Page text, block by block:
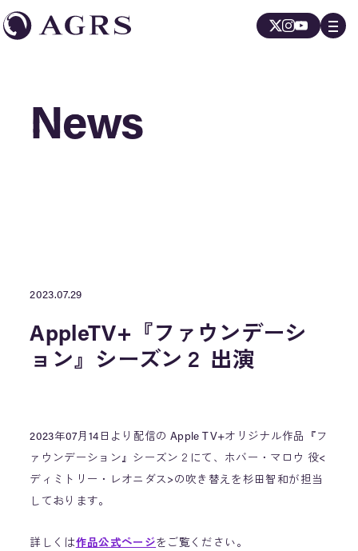
News
News
2023.07.29
AppleTV+『ファウンデーシ
ョン』シーズン２ 出演
2023年07月14日より配信の Apple TV+オリジナル作品『フ
ァウンデーション』シーズン２にて、ホバー・マロウ 役<
ディミトリー・レオニダス>の吹き替えを杉田智和が担当
しております。
詳しくは作品公式ページをご覧ください。